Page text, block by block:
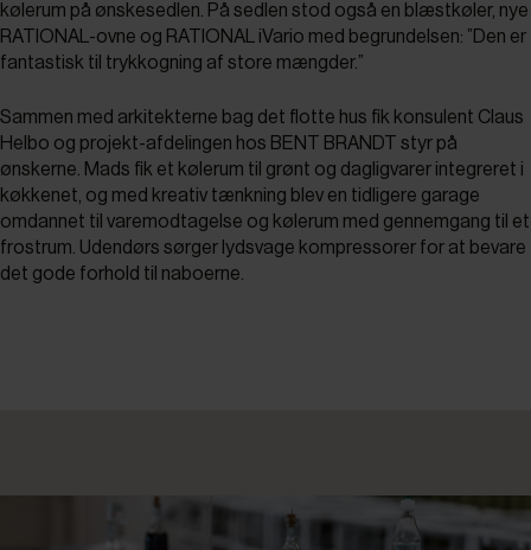
kølerum på ønskesedlen. På sedlen stod også en blæstkøler, nye
RATIONAL-ovne og RATIONAL iVario med begrundelsen: ”Den er
fantastisk til trykkogning af store mængder.”
Sammen med arkitekterne bag det flotte hus fik konsulent Claus
Helbo og projekt-afdelingen hos BENT BRANDT styr på
ønskerne. Mads fik et kølerum til grønt og dagligvarer integreret i
køkkenet, og med kreativ tænkning blev en tidligere garage
omdannet til varemodtagelse og kølerum med gennemgang til et
frostrum. Udendørs sørger lydsvage kompressorer for at bevare
det gode forhold til naboerne.